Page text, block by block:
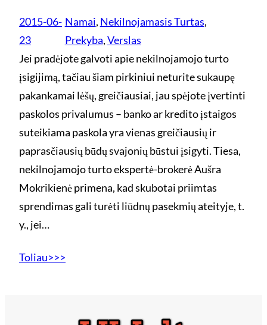
2015-06-
23
Namai, Nekilnojamasis Turtas
Prekyba, Verslas
Jei pradėjote galvoti apie nekilnojamojo turto
įsigijimą, tačiau šiam pirkiniui neturite sukaupę
pakankamai lėšų, greičiausiai, jau spėjote įvertinti
paskolos privalumus – banko ar kredito įstaigos
suteikiama paskola yra vienas greičiausių ir
paprasčiausių būdų svajonių būstui įsigyti. Tiesa,
nekilnojamojo turto ekspertė-brokerė Aušra
Mokrikienė primena, kad skubotai priimtas
sprendimas gali turėti liūdnų pasekmių ateityje, t.
y., jei…
Toliau>>>